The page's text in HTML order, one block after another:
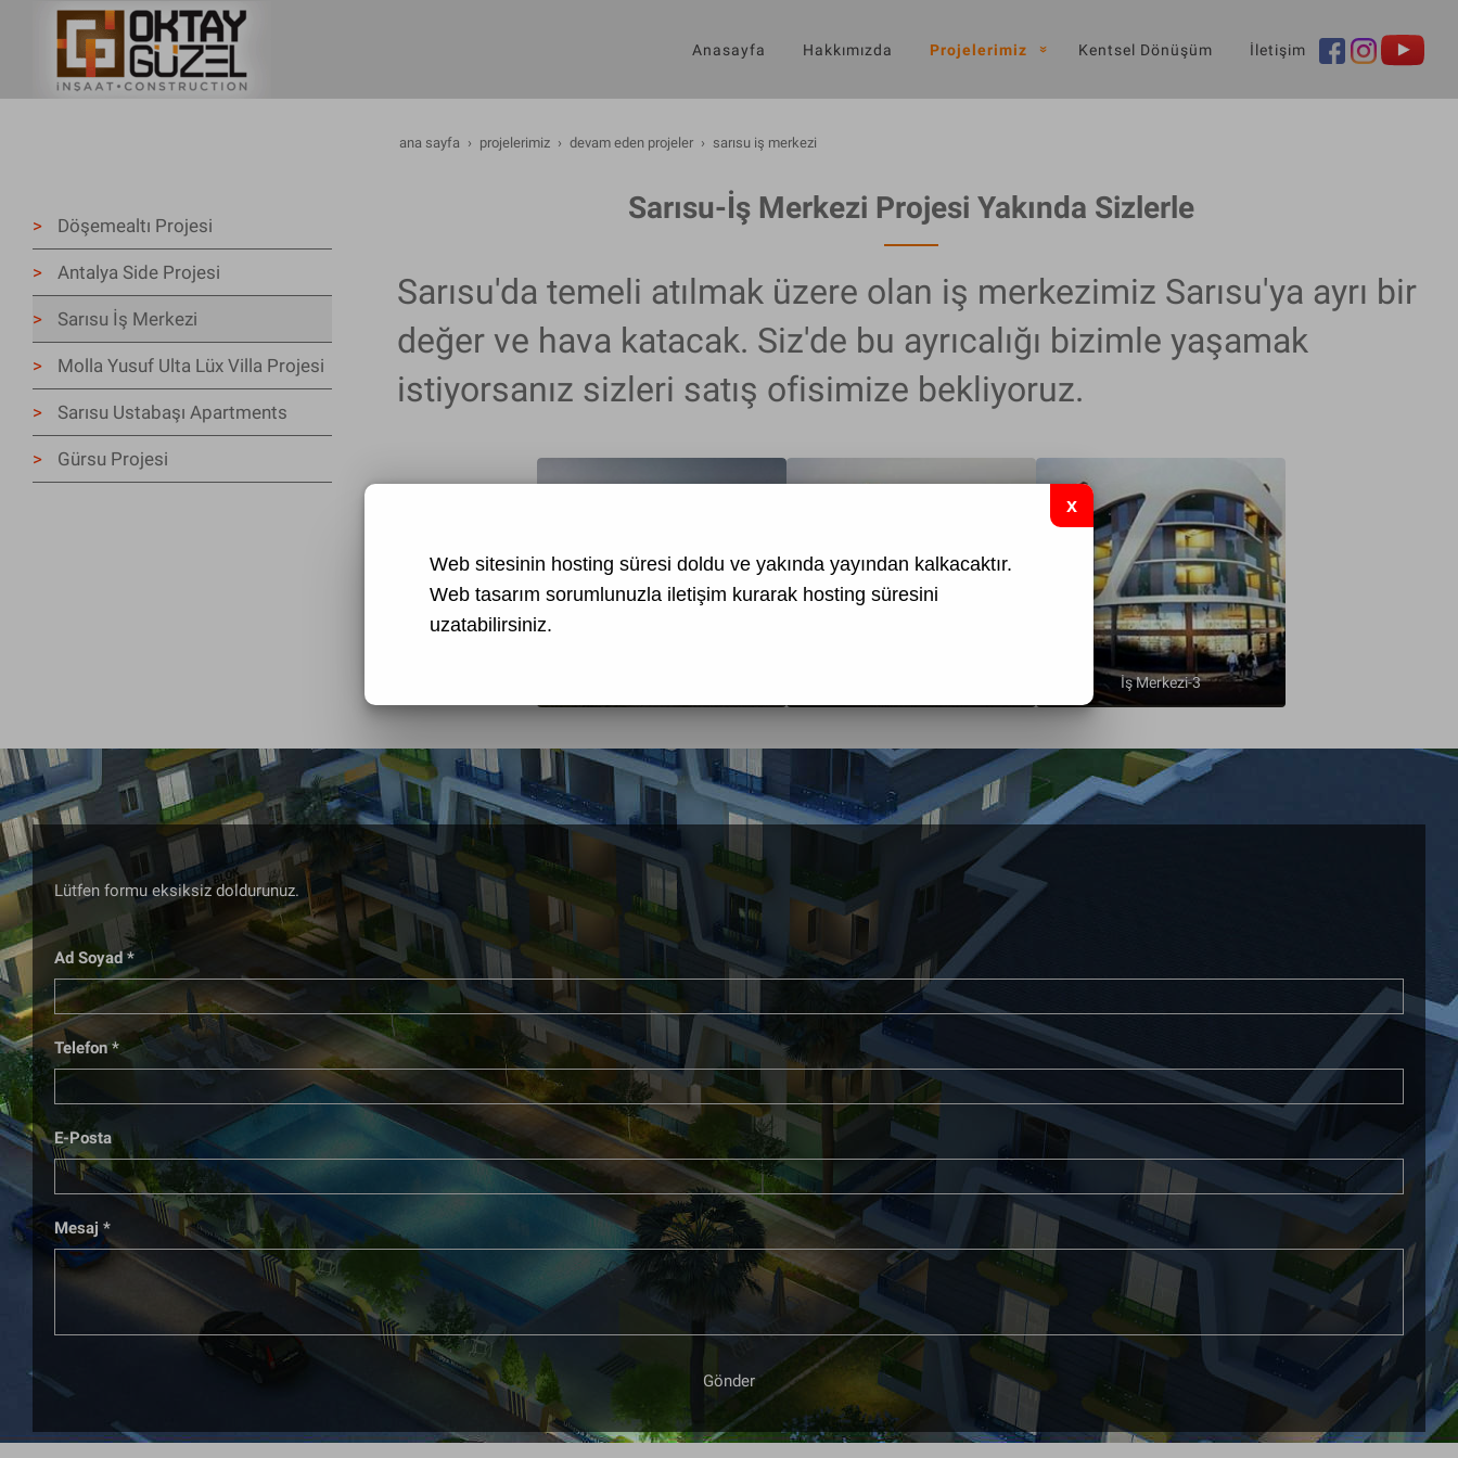
Anasayfa Hakkımızda Projelerimiz Kentsel Dönüşüm İletişim
ana sayfa projelerimiz devam eden projeler sarısu i̇ş merkezi
Sarısu-İş Merkezi Projesi Yakında Sizlerle
Sarısu'da temeli atılmak üzere olan iş merkezimiz Sarısu'ya ayrı bir
değer ve hava katacak. Siz'de bu ayrıcalığı bizimle yaşamak
istiyorsanız sizleri satış ofisimize bekliyoruz.
Web sitesinin hosting süresi doldu ve yakında yayından kalkacaktır.
Web tasarım sorumlunuzla iletişim kurarak hosting süresini
uzatabilirsiniz.
İş Merkezi-3
Döşemealtı Projesi
Antalya Side Projesi
Sarısu İş Merkezi
Molla Yusuf Ulta Lüx Villa Projesi
Sarısu Ustabaşı Apartments
Gürsu Projesi
Lütfen formu eksiksiz doldurunuz.
Ad Soyad *
Telefon *
E-Posta
Mesaj *
Gönder